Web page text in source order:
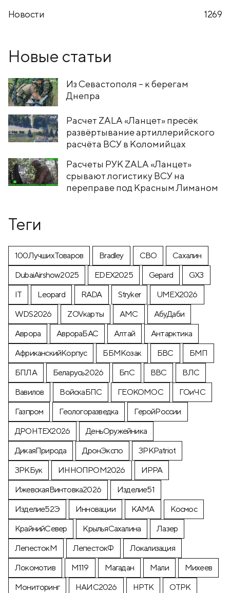
Новости 1269
Новые статьи
Из Севастополя – к берегам
Днепра
Расчет ZALA «Ланцет» пресёк
развёртывание артиллерийского
расчёта ВСУ в Коломийцах
Расчеты РУК ZALA «Ланцет»
срывают логистику ВСУ на
переправе под Красным Лиманом
Теги
100ЛучшихТоваров Bradley CВО
Cахалин
DubaiAirshow2025
EDEX2025 Gepard
GX3
IT
Leopard RADA Stryker
UMEX2026
WDS2026
ZOVкарты АМС
АбуДаби
Аврора
АврораБАС Алтай
Антарктика
АфриканскийКорпус
ББМКозак БВС
БМП
БПЛА
Беларусь2026 БпС ВВС
ВЛС
Вавилов
ВойскаБПС ГЕОКОМОС
ГОиЧС
Газпром
Геологоразведка
ГеройРоссии
ДРОНТЕХ2026
ДеньОружейника
ДикаяПрирода
ДронЭкспо
ЗРКPatriot
ЗРКБук
ИННОПРОМ2026
ИРРА
ИжевскаяВинтовка2026
Изделие51
Изделие52Э
Инновации КАМА
Космос
КрайнийСевер
КрыльяСахалина
Лазер
ЛепестокМ
ЛепестокФ
Локализация
Локомотив
М119 Магадан Мали
Михеев
Мониторинг
НАИС2026 НРТК ОТРК